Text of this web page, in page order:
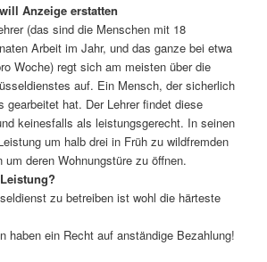
Anzeige erstatten
(das sind die Menschen mit 18
Arbeit im Jahr, und das ganze bei etwa
Woche) regt sich am meisten über die
auf. Ein Mensch, der sicherlich
gearbeitet hat. Der Lehrer findet diese
keinesfalls als leistungsgerecht. In seinen
um halb drei in Früh zu wildfremden
um deren Wohnungstüre zu öffnen.
zu betreiben ist wohl die härteste
haben ein Recht auf anständige Bezahlung!